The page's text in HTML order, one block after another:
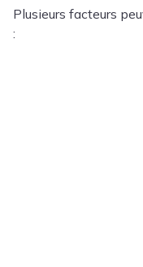
Plusieurs facteurs
: